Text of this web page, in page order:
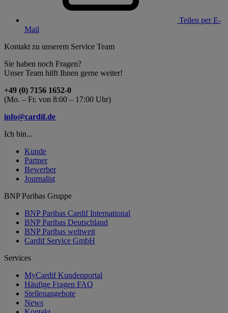
Teilen per E-
Mail
Kontakt zu unserem Service Team
Sie haben noch Fragen?
Unser Team hilft Ihnen gerne weiter!
+49 (0) 7156 1652-0
(Mo. – Fr. von 8:00 – 17:00 Uhr)
info@cardif.de
Ich bin...
Kunde
Partner
Bewerber
Journalist
BNP Paribas Gruppe
BNP Paribas Cardif International
BNP Paribas Deutschland
BNP Paribas weltweit
Cardif Service GmbH
Services
MyCardif Kundenportal
Häufige Fragen FAQ
Stellenangebote
News